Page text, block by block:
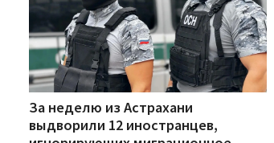
За неделю из Астрахани
выдворили 12 иностранцев,